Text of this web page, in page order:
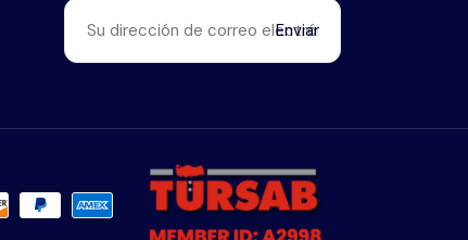
Habla con nuestro experto en
+90 (546) 912 38 93
Enviar